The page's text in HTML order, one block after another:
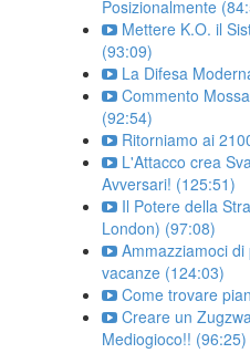
Posizionalmente
Mettere K.O. il
(93:09)
La Difesa
Commento
(92:54)
Ritorniamo ai
L'Attacco crea
Avversari! (125:51)
Il Potere della
London) (97:08)
Ammazziamoci
vacanze (124:03)
Come trovare
Creare un
Mediogioco!! (96:25)